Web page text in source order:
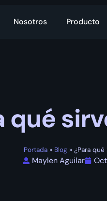
Nosotros Producto
qué
Portada» Blog» ¿Para qué
Maylen Aguilar